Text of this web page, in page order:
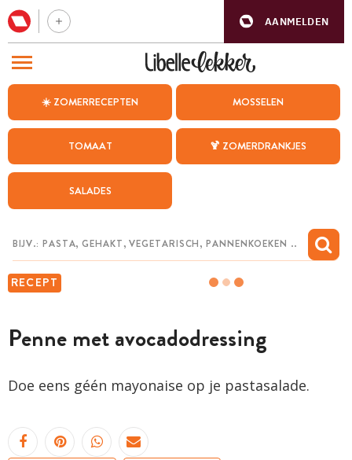
AANMELDEN
☀️ ZOMERRECEPTEN MOSSELEN
TOMAAT 🍹 ZOMERDRANKJES
SALADES
RECEPT
Penne met avocadodressing
Doe eens géén mayonaise op je pastasalade.
BEZOEK ONZE ANDERE WEBSITES
WEEKMENU
CHAT MET MAIA
MIJN BEWAARDE RECEPTEN